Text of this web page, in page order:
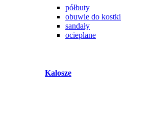
półbuty
obuwie do kostki
sandały
ocieplane
Kalosze